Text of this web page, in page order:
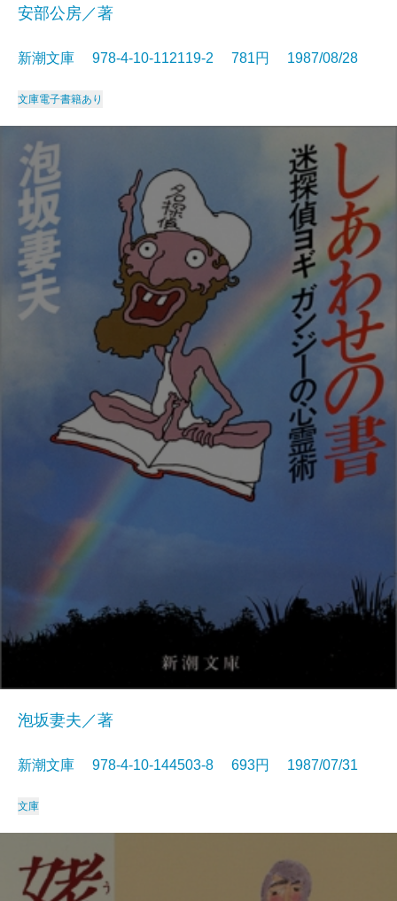
安部公房／著
新潮文庫 978-4-10-112119-2 781円 1987/08/28
文庫電子書籍あり
泡坂妻夫／著
新潮文庫 978-4-10-144503-8 693円 1987/07/31
文庫